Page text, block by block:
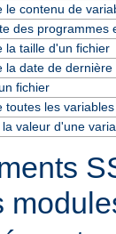
le contenu de
des programmes
la taille d'un fichier
la date de
fichier
toutes les
valeur d'une